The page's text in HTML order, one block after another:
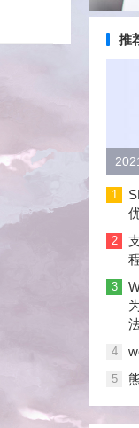
推
大
1
2
3
4
5